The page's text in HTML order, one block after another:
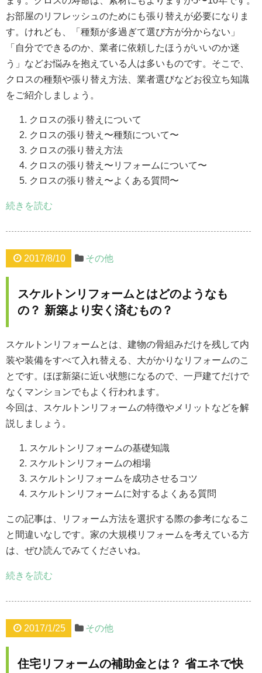
お部屋のリフレッシュのためにも張り替えが必要になりま
す。けれども、「種類が多過ぎて選び方が分からない」
「自分でできるのか、業者に依頼したほうがいいのか迷
う」などお悩みを抱えている人は多いものです。そこで、
クロスの種類や張り替え方法、業者選びなどお役立ち知識
をご紹介しましょう。
クロスの張り替えについて
クロスの張り替え〜種類について〜
クロスの張り替え方法
クロスの張り替え〜リフォームについて〜
クロスの張り替え〜よくある質問〜
続きを読む
2017/8/10 その他
スケルトンリフォームとはどのようなも
の？ 新築より安く済むもの？
スケルトンリフォームとは、建物の骨組みだけを残して内
装や装備をすべて入れ替える、大がかりなリフォームのこ
とです。ほぼ新築に近い状態になるので、一戸建てだけで
なくマンションでもよく行われます。
今回は、スケルトンリフォームの特徴やメリットなどを解
説しましょう。
スケルトンリフォームの基礎知識
スケルトンリフォームの相場
スケルトンリフォームを成功させるコツ
スケルトンリフォームに対するよくある質問
この記事は、リフォーム方法を選択する際の参考になるこ
と間違いなしです。家の大規模リフォームを考えている方
は、ぜひ読んでみてくださいね。
続きを読む
2017/1/25 その他
住宅リフォームの補助金とは？ 省エネで快